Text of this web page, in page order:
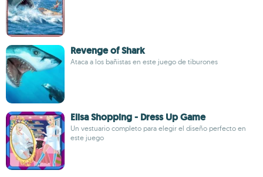
Revenge of Shark
Ataca a los bañistas en este juego de tiburones
Elisa Shopping - Dress Up Game
Un vestuario completo para elegir el diseño perfecto en
este juego